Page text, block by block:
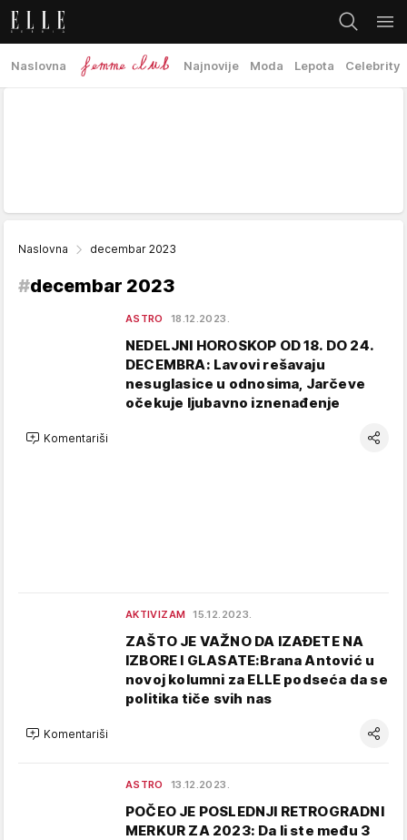
Naslovna Najnovije Moda Lepota Celebrity
Naslovna decembar 2023
#decembar 2023
ASTRO 18.12.2023.
NEDELJNI HOROSKOP OD 18. DO 24.
DECEMBRA: Lavovi rešavaju
nesuglasice u odnosima, Jarčeve
očekuje ljubavno iznenađenje
Komentariši
AKTIVIZAM 15.12.2023.
ZAŠTO JE VAŽNO DA IZAĐETE NA
IZBORE I GLASATE:Brana Antović u
novoj kolumni za ELLE podseća da se
politika tiče svih nas
Komentariši
ASTRO 13.12.2023.
POČEO JE POSLEDNJI RETROGRADNI
MERKUR ZA 2023: Da li ste među 3